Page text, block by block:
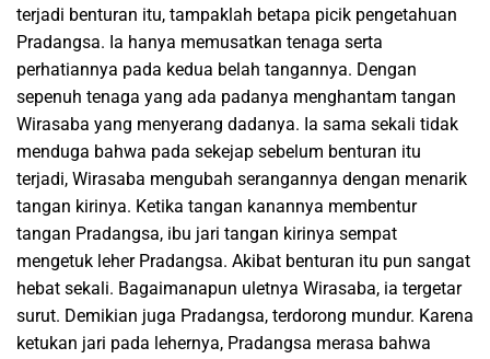
terjadi benturan itu, tampaklah betapa picik pengetahuan
Pradangsa. Ia hanya memusatkan tenaga serta
perhatiannya pada kedua belah tangannya. Dengan
sepenuh tenaga yang ada padanya menghantam tangan
Wirasaba yang menyerang dadanya. Ia sama sekali tidak
menduga bahwa pada sekejap sebelum benturan itu
terjadi, Wirasaba mengubah serangannya dengan menarik
tangan kirinya. Ketika tangan kanannya membentur
tangan Pradangsa, ibu jari tangan kirinya sempat
mengetuk leher Pradangsa. Akibat benturan itu pun sangat
hebat sekali. Bagaimanapun uletnya Wirasaba, ia tergetar
surut. Demikian juga Pradangsa, terdorong mundur. Karena
ketukan jari pada lehernya, Pradangsa merasa bahwa